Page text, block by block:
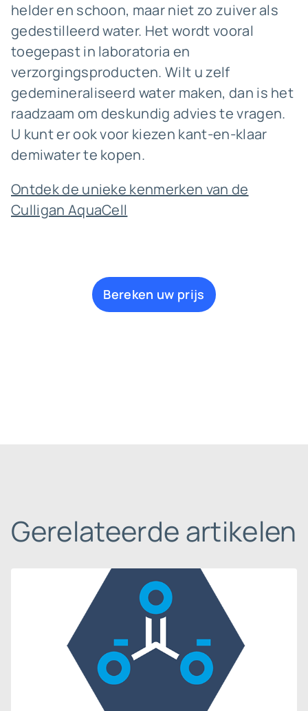
helder en schoon, maar niet zo zuiver als
gedestilleerd water. Het wordt vooral
toegepast in laboratoria en
verzorgingsproducten. Wilt u zelf
gedemineraliseerd water maken, dan is het
raadzaam om deskundig advies te vragen.
U kunt er ook voor kiezen kant-en-klaar
demiwater te kopen.
Ontdek de unieke kenmerken van de
Culligan AquaCell
Bereken uw prijs
Gerelateerde artikelen